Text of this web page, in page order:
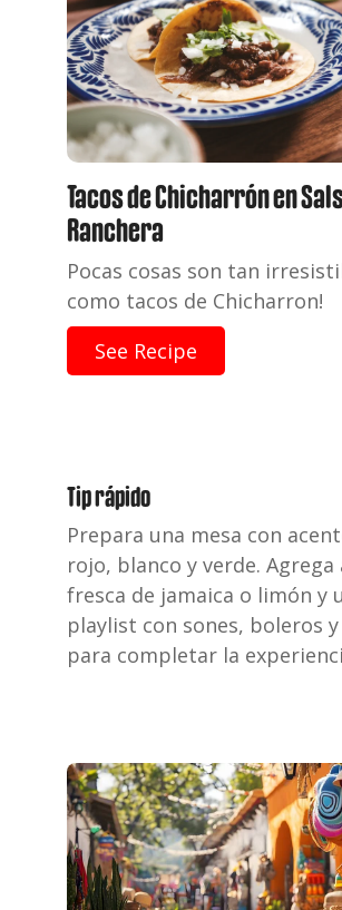
Tacos de Chicharrón en
Ranchera
Pocas cosas son tan
como tacos de Chicharron!
See Recipe
Tip rápido
Prepara una mesa con
rojo, blanco y verde. Agrega
fresca de jamaica o limón y
playlist con sones, boleros
para completar la